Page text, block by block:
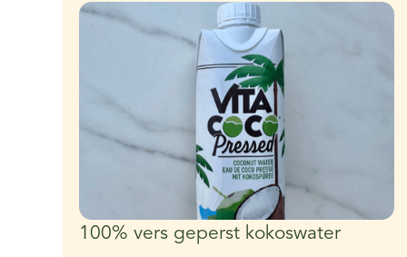
100% vers geperst kokoswater